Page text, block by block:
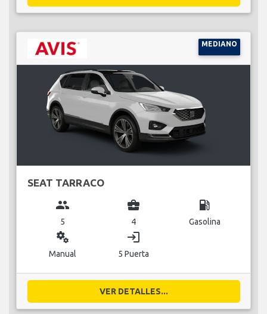
MEDIANO
SEAT TARRACO
group
5
business_center
4
local_gas_station
Gasolina
miscellaneous_services
Manual
login
5 Puerta
VER DETALLES...